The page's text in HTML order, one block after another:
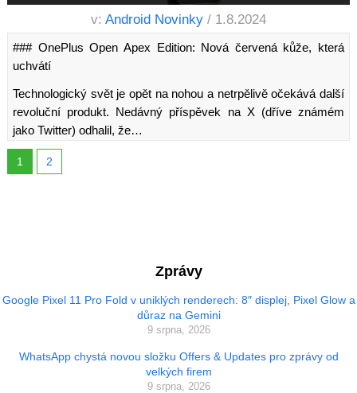
v: Android Novinky / 1.8.2024
### OnePlus Open Apex Edition: Nová červená kůže, která
uchvátí
Technologický svět je opět na nohou a netrpělivě očekává další
revoluční produkt. Nedávný příspěvek na X (dříve známém
jako Twitter) odhalil, že…
1 2
Zprávy
Google Pixel 11 Pro Fold v uniklých renderech: 8″ displej, Pixel Glow a
důraz na Gemini
9 srpna, 2026
WhatsApp chystá novou složku Offers & Updates pro zprávy od
velkých firem
9 srpna, 2026